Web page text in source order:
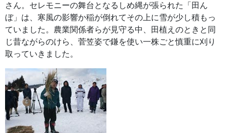
さん。セレモニーの舞台となるしめ縄が張られた「田ん
ぼ」は、寒風の影響か稲が倒れてその上に雪が少し積もっ
ていました。農業関係者らが見守る中、田植えのときと同
じ昔ながらのけら、菅笠姿で鎌を使い一株ごと慎重に刈り
取っていきました。